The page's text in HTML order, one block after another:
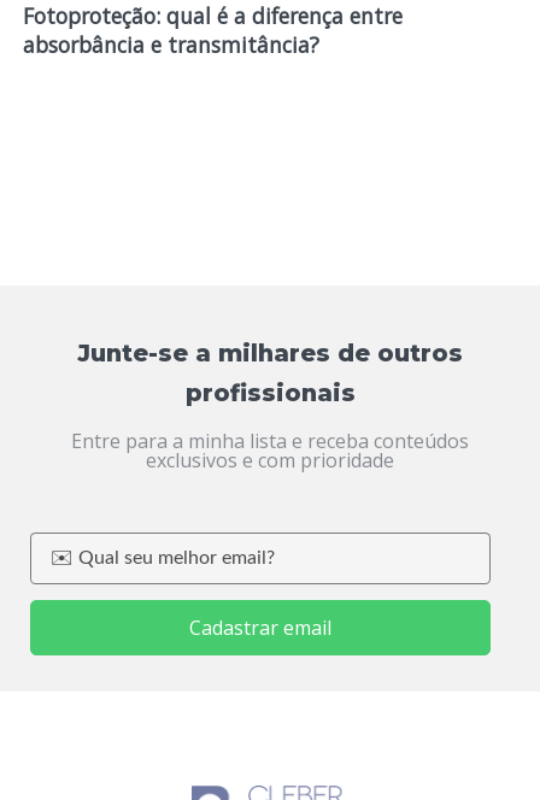
Fotoproteção: qual é a diferença entre
absorbância e transmitância?
Junte-se a milhares de outros
profissionais
Entre para a minha lista e receba conteúdos
exclusivos e com prioridade
Cadastrar email